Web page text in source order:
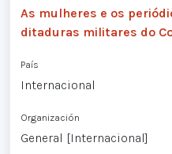
As mulheres e os
ditaduras militares do
País
Internacional
Organización
General [Internacional]